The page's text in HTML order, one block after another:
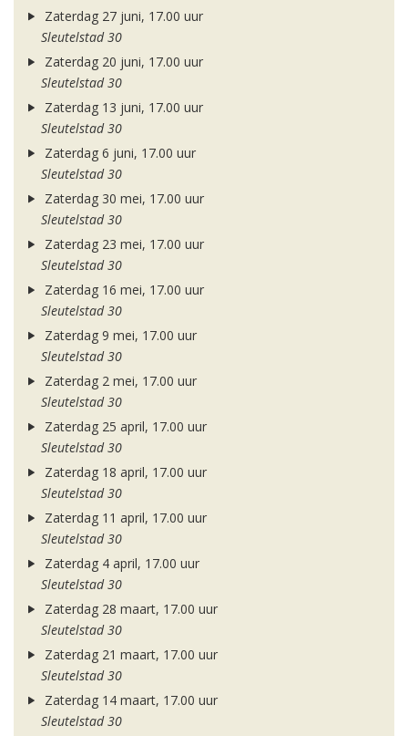
Zaterdag 27 juni, 17.00 uur
Sleutelstad 30
Zaterdag 20 juni, 17.00 uur
Sleutelstad 30
Zaterdag 13 juni, 17.00 uur
Sleutelstad 30
Zaterdag 6 juni, 17.00 uur
Sleutelstad 30
Zaterdag 30 mei, 17.00 uur
Sleutelstad 30
Zaterdag 23 mei, 17.00 uur
Sleutelstad 30
Zaterdag 16 mei, 17.00 uur
Sleutelstad 30
Zaterdag 9 mei, 17.00 uur
Sleutelstad 30
Zaterdag 2 mei, 17.00 uur
Sleutelstad 30
Zaterdag 25 april, 17.00 uur
Sleutelstad 30
Zaterdag 18 april, 17.00 uur
Sleutelstad 30
Zaterdag 11 april, 17.00 uur
Sleutelstad 30
Zaterdag 4 april, 17.00 uur
Sleutelstad 30
Zaterdag 28 maart, 17.00 uur
Sleutelstad 30
Zaterdag 21 maart, 17.00 uur
Sleutelstad 30
Zaterdag 14 maart, 17.00 uur
Sleutelstad 30